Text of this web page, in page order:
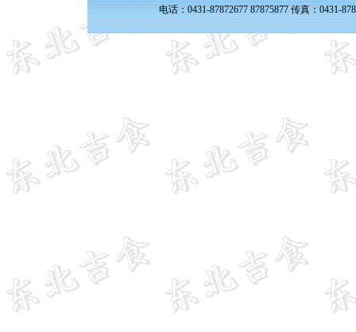
电话：0431-87872677 87875877 传真：0431-